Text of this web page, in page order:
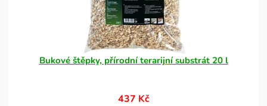
Bukové štěpky, přírodní terarijní substrát 20 l
437 Kč